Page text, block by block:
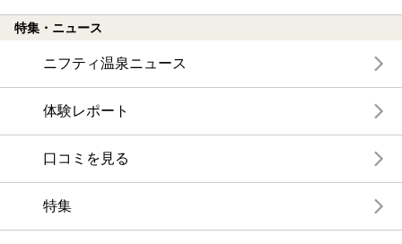
特集・ニュース
ニフティ温泉ニュース
体験レポート
口コミを見る
特集